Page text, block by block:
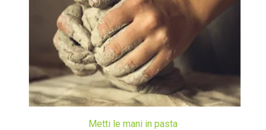
Metti le mani in pasta